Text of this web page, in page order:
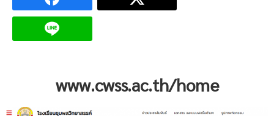
www.cwss.ac.th/home